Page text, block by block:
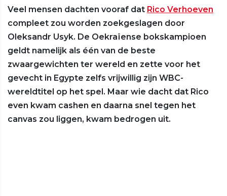
Veel mensen dachten vooraf dat Rico Verhoeven
compleet zou worden zoekgeslagen door
Oleksandr Usyk. De Oekraïense bokskampioen
geldt namelijk als één van de beste
zwaargewichten ter wereld en zette voor het
gevecht in Egypte zelfs vrijwillig zijn WBC-
wereldtitel op het spel. Maar wie dacht dat Rico
even kwam cashen en daarna snel tegen het
canvas zou liggen, kwam bedrogen uit.